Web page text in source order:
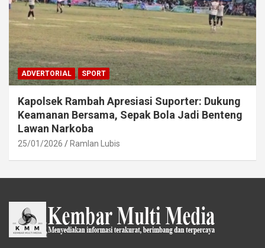
ADVERTORIAL SPORT
Kapolsek Rambah Apresiasi Suporter: Dukung
Keamanan Bersama, Sepak Bola Jadi Benteng
Lawan Narkoba
25/01/2026 Ramlan Lubis